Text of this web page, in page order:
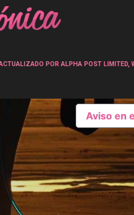
POR ALPHA POST
Aviso en